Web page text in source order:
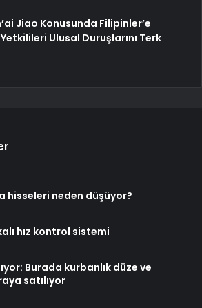
Jiao Konusunda Filipinler’e
Ulusal Duruşlarını Terk
hisseleri neden düşüyor?
hız kontrol sistemi
Burada kurbanlık düze ve
satılıyor